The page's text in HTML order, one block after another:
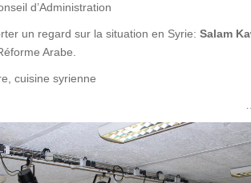
d’Administration
un regard sur la situation en Syrie: Salam
Arabe.
cuisine syrienne